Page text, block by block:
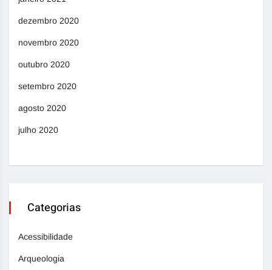
dezembro 2020
novembro 2020
outubro 2020
setembro 2020
agosto 2020
julho 2020
Categorias
Acessibilidade
Arqueologia